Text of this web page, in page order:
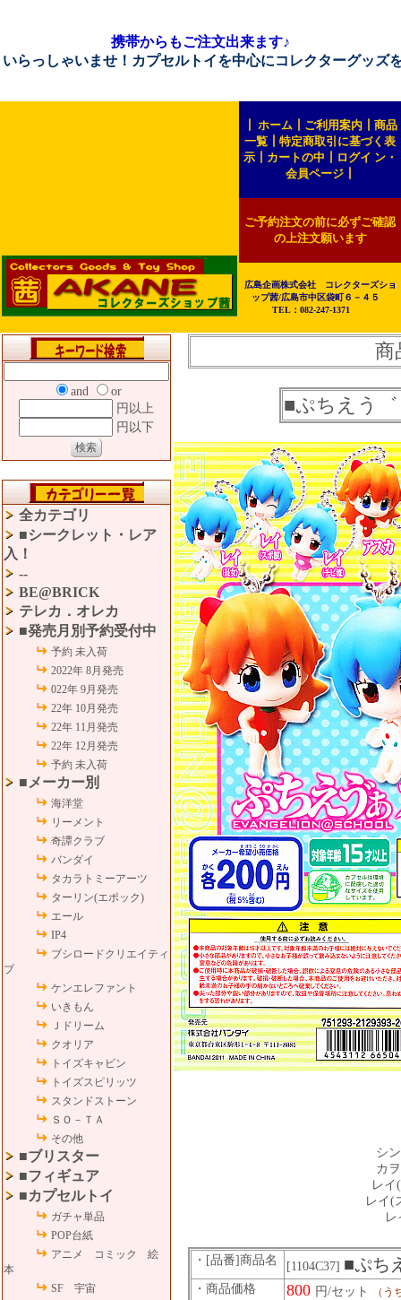
携帯からもご注文出来ます♪
いませ！カプセルトイを中心にコレクターグッズを販売し
ホーム┃ ご利用案内┃ 商品
一覧
特定商取引に基づく表
示┃ カートの中
ログイ ン・
会員ページ┃
ご予約注文の前に必ずご確認
の上注文願います
広島企画株式会社 コレクターズショ
ップ茜/広島市中区袋町６－４５
TEL：082-247-1371
and
or
円以上
円以下
全カテゴリ
■シークレット・レア
入！
--
BE@BRICK
テレカ．オレカ
■発売月別予約受付中
予約 未入荷
2022年 8月発売
022年 9月発売
22年 10月発売
22年 11月発売
22年 12月発売
予約 未入荷
■メーカー別
海洋堂
リーメント
奇譚クラブ
バンダイ
タカラトミーアーツ
ターリン(エポック)
エール
IP4
ブシロードクリエイティ
ブ
ケンエレファント
いきもん
Ｊドリーム
クオリア
トイズキャビン
トイズスピリッツ
スタンドストーン
ＳＯ－ＴＡ
その他
■ブリスター
■フィギュア
■カプセルトイ
ガチャ単品
POP台紙
アニメ コミック 絵
本
SF 宇宙
商
■ぷちえう
シ
カ
レイ
レイ(
レ
・[品番]商品名 [1104C37] ■ぷち
・商品価格 800 円/セット （う